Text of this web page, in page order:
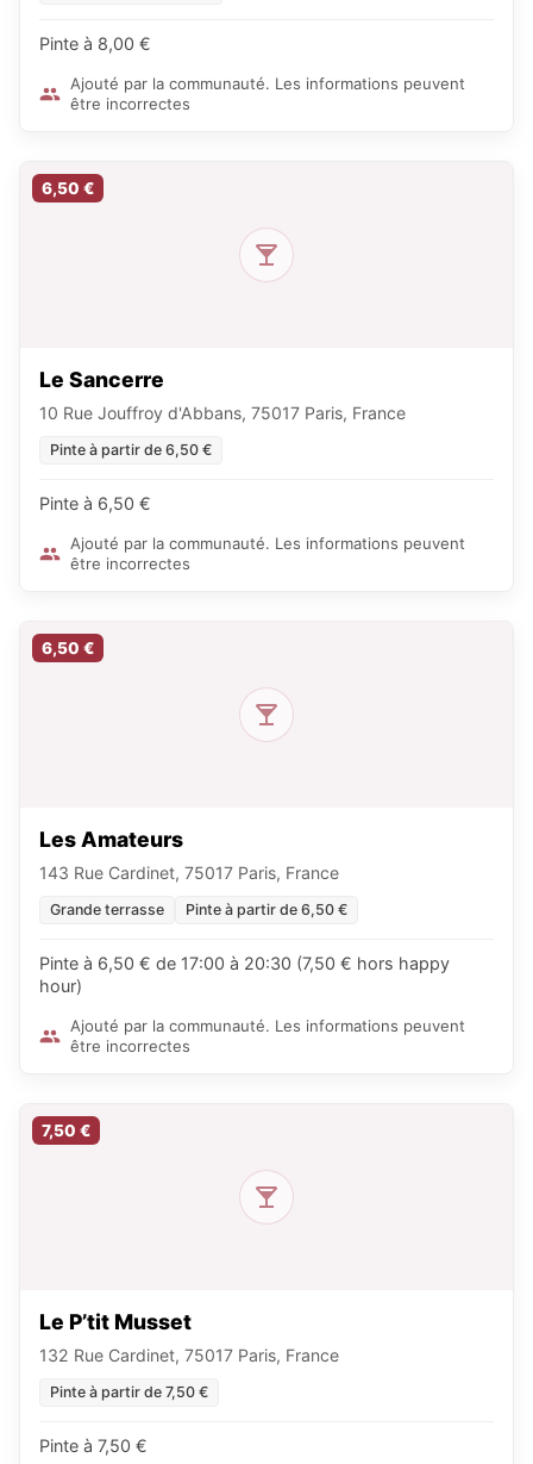
Pinte à 8,00 €
Ajouté par la communauté. Les informations peuvent
être incorrectes
6,50 €
Le Sancerre
10 Rue Jouffroy d'Abbans, 75017 Paris, France
Pinte à partir de 6,50 €
Pinte à 6,50 €
Ajouté par la communauté. Les informations peuvent
être incorrectes
6,50 €
Les Amateurs
143 Rue Cardinet, 75017 Paris, France
Grande terrasse Pinte à partir de 6,50 €
Pinte à 6,50 € de 17:00 à 20:30 (7,50 € hors happy
hour)
Ajouté par la communauté. Les informations peuvent
être incorrectes
7,50 €
Le P’tit Musset
132 Rue Cardinet, 75017 Paris, France
Pinte à partir de 7,50 €
Pinte à 7,50 €